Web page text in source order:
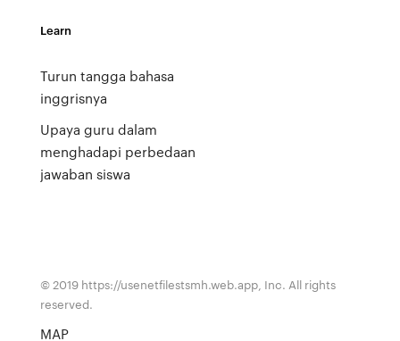
Learn
Turun tangga bahasa
inggrisnya
Upaya guru dalam
menghadapi perbedaan
jawaban siswa
© 2019 https://usenetfilestsmh.web.app, Inc. All rights
reserved.
MAP